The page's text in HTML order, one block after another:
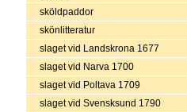
sköldpaddor
skönlitteratur
slaget vid Landskrona 1677
slaget vid Narva 1700
slaget vid Poltava 1709
slaget vid Svensksund 1790